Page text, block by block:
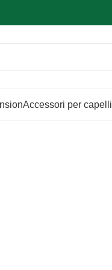
Accessori per capelli